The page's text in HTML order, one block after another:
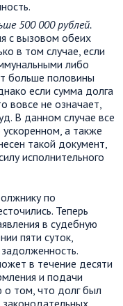
500 000 рублей.
с вызовом обеих
в том случае, если
либо
больше половины
если сумма долга
вовсе не означает,
В данном случае все
а также
такой документ,
исполнительного
по
Теперь
в судебную
пяти суток,
в течение десяти
и подачи
о том, что долг был